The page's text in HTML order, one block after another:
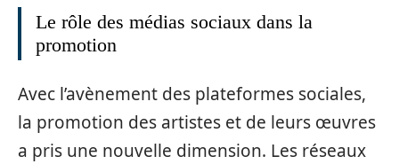
Le rôle des médias sociaux dans la
promotion
Avec l’avènement des plateformes sociales,
la promotion des artistes et de leurs œuvres
a pris une nouvelle dimension. Les réseaux